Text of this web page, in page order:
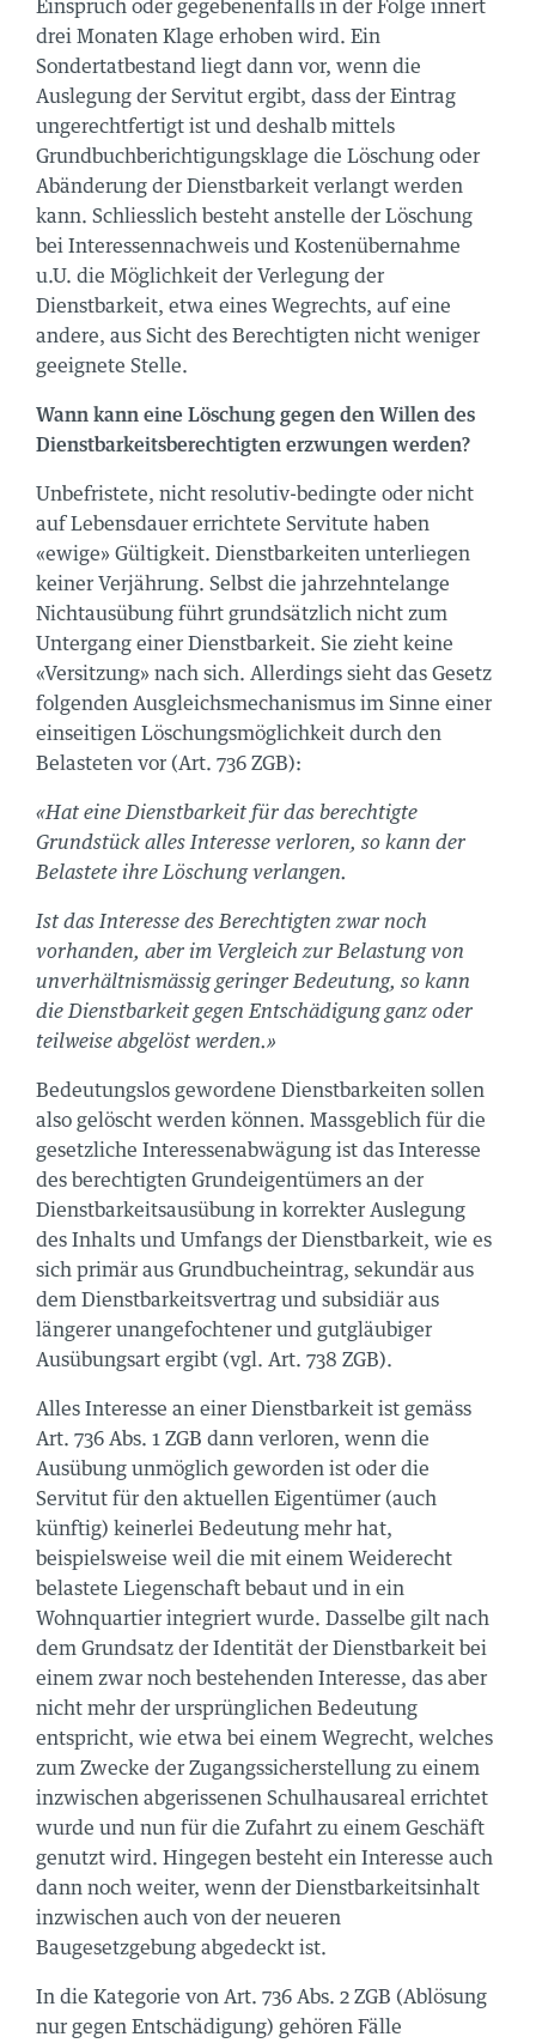
141
00 50
00 50
3
00 50
finden:
diesen Code
die
Einspruch oder gegebenenfalls in der Folge innert
drei Monaten Klage erhoben wird. Ein
Sondertatbestand liegt dann vor, wenn die
Auslegung der Servitut ergibt, dass der Eintrag
ungerechtfertigt ist und deshalb mittels
Grundbuchberichtigungsklage die Löschung oder
Abänderung der Dienstbarkeit verlangt werden
kann. Schliesslich besteht anstelle der Löschung
bei Interessennachweis und Kostenübernahme
u.U. die Möglichkeit der Verlegung der
Dienstbarkeit, etwa eines Wegrechts, auf eine
andere, aus Sicht des Berechtigten nicht weniger
geeignete Stelle.
Wann kann eine Löschung gegen den Willen des
Dienstbarkeitsberechtigten erzwungen werden?
Unbefristete, nicht resolutiv-bedingte oder nicht
auf Lebensdauer errichtete Servitute haben
«ewige» Gültigkeit. Dienstbarkeiten unterliegen
keiner Verjährung. Selbst die jahrzehntelange
Nichtausübung führt grundsätzlich nicht zum
Untergang einer Dienstbarkeit. Sie zieht keine
«Versitzung» nach sich. Allerdings sieht das Gesetz
folgenden Ausgleichsmechanismus im Sinne einer
einseitigen Löschungsmöglichkeit durch den
Belasteten vor (Art. 736 ZGB):
«Hat eine Dienstbarkeit für das berechtigte
Grundstück alles Interesse verloren, so kann der
Belastete ihre Löschung verlangen.
Ist das Interesse des Berechtigten zwar noch
vorhanden, aber im Vergleich zur Belastung von
unverhältnismässig geringer Bedeutung, so kann
die Dienstbarkeit gegen Entschädigung ganz oder
teilweise abgelöst werden.»
Bedeutungslos gewordene Dienstbarkeiten sollen
also gelöscht werden können. Massgeblich für die
gesetzliche Interessenabwägung ist das Interesse
des berechtigten Grundeigentümers an der
Dienstbarkeitsausübung in korrekter Auslegung
des Inhalts und Umfangs der Dienstbarkeit, wie es
sich primär aus Grundbucheintrag, sekundär aus
dem Dienstbarkeitsvertrag und subsidiär aus
längerer unangefochtener und gutgläubiger
Ausübungsart ergibt (vgl. Art. 738 ZGB).
Alles Interesse an einer Dienstbarkeit ist gemäss
Art. 736 Abs. 1 ZGB dann verloren, wenn die
Ausübung unmöglich geworden ist oder die
Servitut für den aktuellen Eigentümer (auch
künftig) keinerlei Bedeutung mehr hat,
beispielsweise weil die mit einem Weiderecht
belastete Liegenschaft bebaut und in ein
Wohnquartier integriert wurde. Dasselbe gilt nach
dem Grundsatz der Identität der Dienstbarkeit bei
einem zwar noch bestehenden Interesse, das aber
nicht mehr der ursprünglichen Bedeutung
entspricht, wie etwa bei einem Wegrecht, welches
zum Zwecke der Zugangssicherstellung zu einem
inzwischen abgerissenen Schulhausareal errichtet
wurde und nun für die Zufahrt zu einem Geschäft
genutzt wird. Hingegen besteht ein Interesse auch
dann noch weiter, wenn der Dienstbarkeitsinhalt
inzwischen auch von der neueren
Baugesetzgebung abgedeckt ist.
In die Kategorie von Art. 736 Abs. 2 ZGB (Ablösung
nur gegen Entschädigung) gehören Fälle